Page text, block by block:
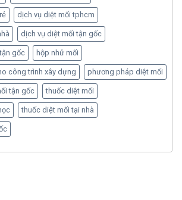
dịch vụ diệt mối tphcm
dịch vụ diệt mối tận gốc
gốc hộp nhử mối
công trình xây dựng phương pháp diệt mối
tận gốc thuốc diệt mối
thuốc diệt mối tại nhà